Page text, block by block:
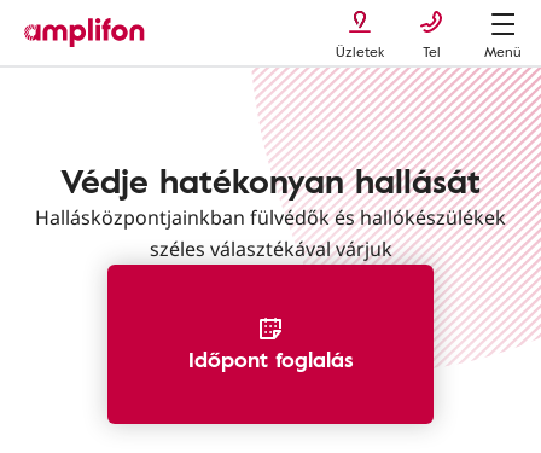
Üzletek Tel
Menü
Védje hatékonyan hallását
Hallásközpontjainkban fülvédők és hallókészülékek
széles választékával várjuk
Időpont foglalás